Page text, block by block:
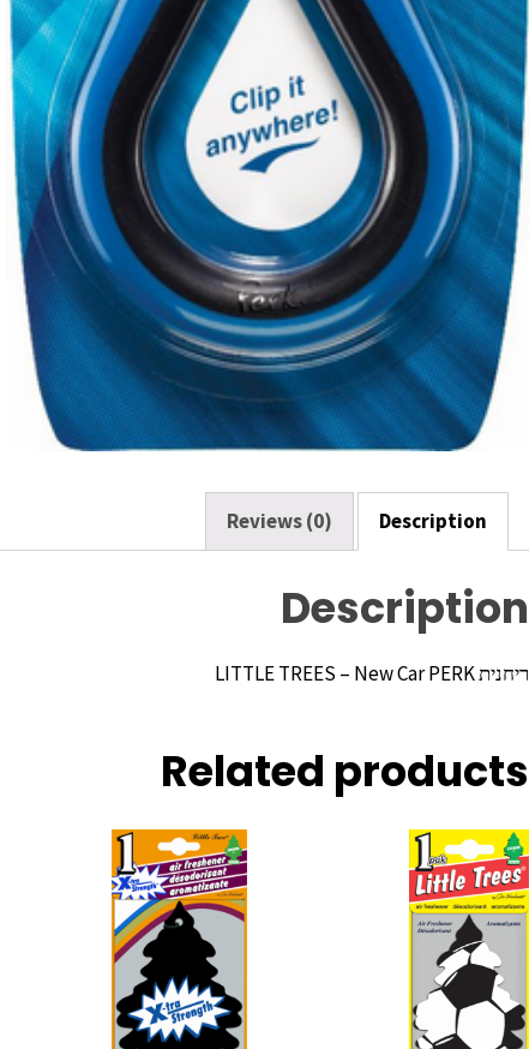
Description
Reviews (0)
Description
ריחנית PERK‏ New Car – ‏LITTLE TREES
Related products